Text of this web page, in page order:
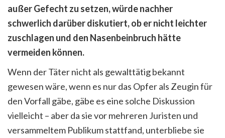
außer Gefecht zu setzen, würde nachher
schwerlich darüber diskutiert, ob er nicht leichter
zuschlagen und den Nasenbeinbruch hätte
vermeiden können.
Wenn der Täter nicht als gewalttätig bekannt
gewesen wäre, wenn es nur das Opfer als Zeugin für
den Vorfall gäbe, gäbe es eine solche Diskussion
vielleicht – aber da sie vor mehreren Juristen und
versammeltem Publikum stattfand, unterbliebe sie